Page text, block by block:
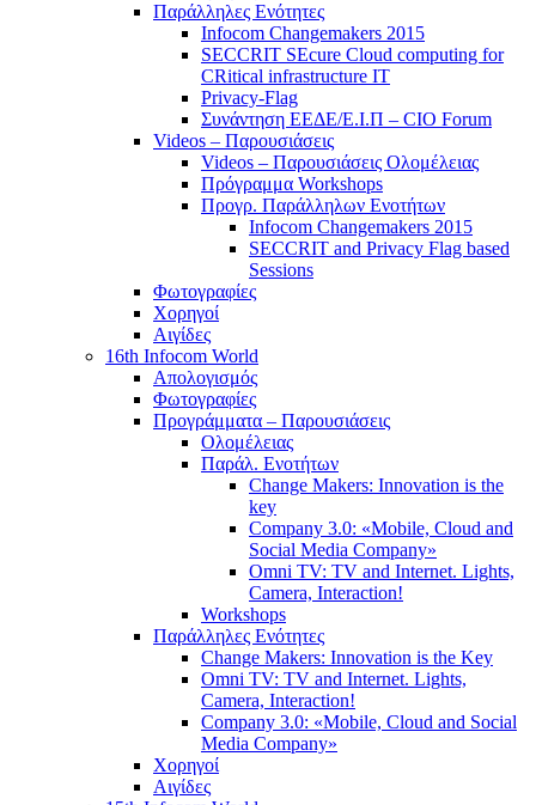
Παράλληλες Ενότητες
Infocom Changemakers 2015
SECCRIT SEcure Cloud computing for
CRitical infrastructure IT
Privacy-Flag
Συνάντηση ΕΕΔΕ/Ε.Ι.Π – CIO Forum
Videos – Παρουσιάσεις
Videos – Παρουσιάσεις Ολομέλειας
Πρόγραμμα Workshops
Προγρ. Παράλληλων Ενοτήτων
Infocom Changemakers 2015
SECCRIT and Privacy Flag based
Sessions
Φωτογραφίες
Χορηγοί
Αιγίδες
16th Infocom World
Απολογισμός
Φωτογραφίες
Προγράμματα – Παρουσιάσεις
Ολομέλειας
Παράλ. Ενοτήτων
Change Makers: Innovation is the
key
Company 3.0: «Mobile, Cloud and
Social Media Company»
Omni TV: TV and Internet. Lights,
Camera, Interaction!
Workshops
Παράλληλες Ενότητες
Change Makers: Innovation is the Key
Omni TV: TV and Internet. Lights,
Camera, Interaction!
Company 3.0: «Mobile, Cloud and Social
Media Company»
Χορηγοί
Αιγίδες